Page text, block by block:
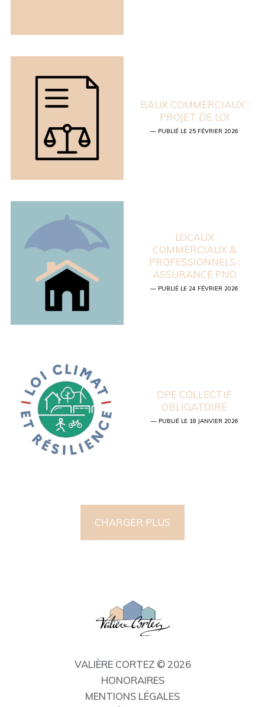
BAUX COMMERCIAUX :
PROJET DE LOI
— PUBLIÉ LE 25 FÉVRIER 2026
LOCAUX
COMMERCIAUX &
PROFESSIONNELS :
ASSURANCE PNO
— PUBLIÉ LE 24 FÉVRIER 2026
DPE COLLECTIF
OBLIGATOIRE
— PUBLIÉ LE 18 JANVIER 2026
CHARGER PLUS
VALIÈRE CORTEZ © 2026
HONORAIRES
MENTIONS LÉGALES